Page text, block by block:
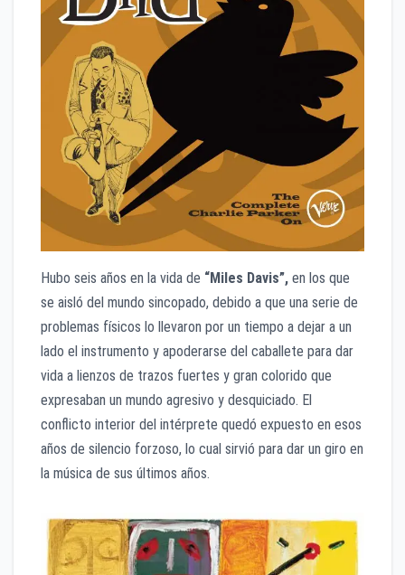
Hubo seis años en la vida de “Miles Davis”, en los que
se aisló del mundo sincopado, debido a que una serie de
problemas físicos lo llevaron por un tiempo a dejar a un
lado el instrumento y apoderarse del caballete para dar
vida a lienzos de trazos fuertes y gran colorido que
expresaban un mundo agresivo y desquiciado. El
conflicto interior del intérprete quedó expuesto en esos
años de silencio forzoso, lo cual sirvió para dar un giro en
la música de sus últimos años.